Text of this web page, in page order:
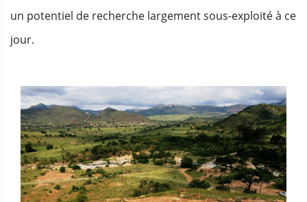
un potentiel de recherche largement sous-exploité à ce
jour.